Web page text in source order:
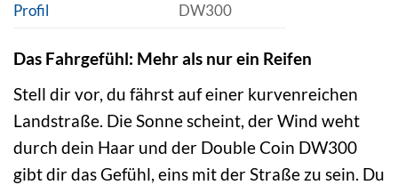
Profil
DW300
Das Fahrgefühl: Mehr als nur ein Reifen
Stell dir vor, du fährst auf einer kurvenreichen
Landstraße. Die Sonne scheint, der Wind weht
durch dein Haar und der Double Coin DW300
gibt dir das Gefühl, eins mit der Straße zu sein. Du